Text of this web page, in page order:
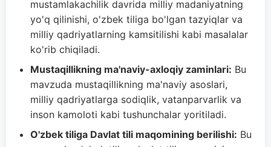
mustamlakachilik davrida milliy madaniyatning
yo'q qilinishi, o'zbek tiliga bo'lgan tazyiqlar va
milliy qadriyatlarning kamsitilishi kabi masalalar
ko'rib chiqiladi.
Mustaqillikning ma'naviy-axloqiy zaminlari: Bu
mavzuda mustaqillikning ma'naviy asoslari,
milliy qadriyatlarga sodiqlik, vatanparvarlik va
inson kamoloti kabi tushunchalar yoritiladi.
O'zbek tiliga Davlat tili maqomining berilishi: Bu